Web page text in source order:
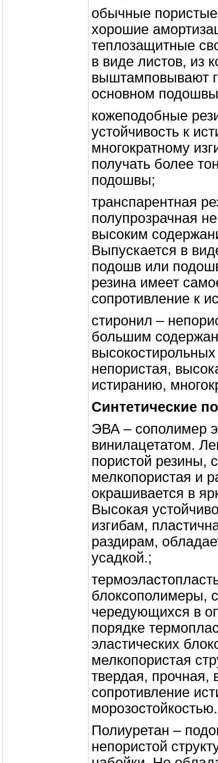
обычные
хорошие
теплозащитные
в виде листов, из
выштамповывают
основном
кожеподобные
устойчивость к
многократному
получать более
подошвы;
транспарентная
полупрозрачная
высоким
Выпускается в
подошв или
резина имеет
сопротивление к
стиронил –
большим
непористая,
истиранию,
Синтетические
ЭВА – сополимер
винилацетатом.
пористой резины,
мелкопористая и
окрашивается в
Высокая
изгибам,
раздирам,
усадкой.;
блоксополимеры,
чередующихся в
порядке
эластических
мелкопористая
твердая, прочная,
сопротивление
морозостойкостью.
Полиуретан –
непористой